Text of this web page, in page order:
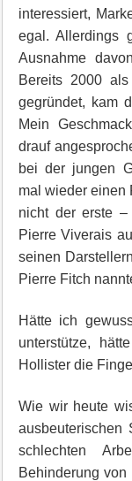
interessiert,
egal. Allerdings
Ausnahme
Bereits 2000
gegründet, kam
Mein
drauf
bei der jungen
mal wieder einen
nicht der erste
Pierre Viverais
seinen
Pierre Fitch
Hätte ich
unterstütze,
Hollister die
Wie wir heute
schlechten
Behinderung